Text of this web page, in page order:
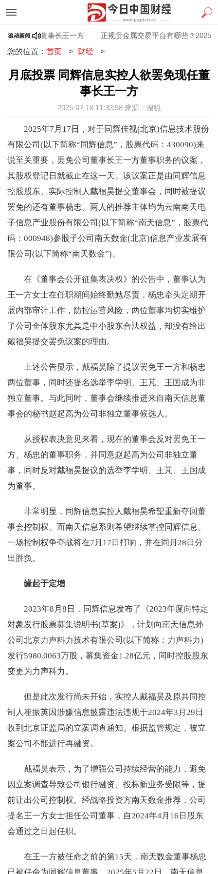
免现任董事长王一方
正规贵金属交易平台有哪些？2025十
您的位置： 首页 > 财经 >
月底投票 同辉信息实控人欲罢免现任董
事长王一方
2025-07-18 11:33:58 来源：搜狐
2025年7月17日，对于同辉佳视(北京)信息技术股份
有限公司(以下简称“同辉信息”，股票代码：430090)来
说至关重要，罢免公司董事长王一方董事职务的议案，
其股权登记日就截止在这一天。该议案正是由同辉信息
控股股东、实际控制人戴福昊提交董事会，同时被提议
罢免的还有董事杨忠。两人的推荐主体均为云南南天电
子信息产业股份有限公司(以下简称“南天信息”，股票代
码：000948)参股子公司南天数金(北京)信息产业发展有
限公司(以下简称“南天数金”)。
在《董事会公开征集表决权》的公告中，董事认为
王一方女士在任职期间始终勤勉尽责，杨忠牵头定期开
展内部审计工作，防控运营风险，两位董事均切实维护
了公司全体股东尤其是中小股东合法权益，却没有给出
戴福昊提交罢免议案的理由。
上述公告显示，戴福昊除了提议罢免王一方和杨忠
两位董事，同时还提名选举李学明、王芃、王国成为非
独立董事。与此同时，董事会继续推进来自南天信息董
事会的秘书赵起高为公司非独立董事候选人。
从授权表决意见来看，现在的董事会反对罢免王一
方、杨忠的董事职务，并同意赵起高为公司非独立董
事，同时反对戴福昊提议的选举李学明、王芃、王国成
为董事。
非常明显，同辉信息实控人戴福昊希望重新夺回董
事会控制权。而南天信息系则希望继续掌控同辉信息。
一场控制权争夺战将在7月17日打响，并在同月28日分
出胜负。
缘起于定增
2023年8月8日，同辉信息发布了《2023年度向特定
对象发行股票募集说明书(草案)》，计划向南天信息孙
公司北京力声科力技术有限公司(以下简称：力声科力)
发行5980.0063万股，募集资金1.28亿元，同时控股股东
变更为力声科力。
但是此次发行尚未开始，实控人戴福昊及原共同控
制人崔振英因涉嫌信息披露违法违规于2024年3月29日
收到北京证监局的立案调查通知。根据监管规定，被立
案公司不能进行再融资。
戴福昊表示，为了增强公司持续经营的能力，避免
因立案调查导致公司银行融资、投标新业务受限等，提
前让出公司控制权。经战略投资方南天数金推荐，公司
提名王一方女士担任公司董事，自2024年4月16日股东
会通过之日起任职。
在王一方被任命之前的第15天，南天数金董事杨忠